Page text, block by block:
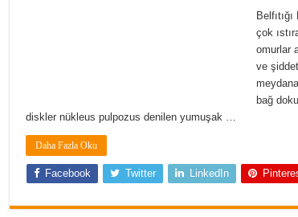
çok
omurlar
ve
bağ
diskler nükleus pulpozus denilen yumuşak …
Daha Fazla Oku
Facebook Twitter LinkedIn